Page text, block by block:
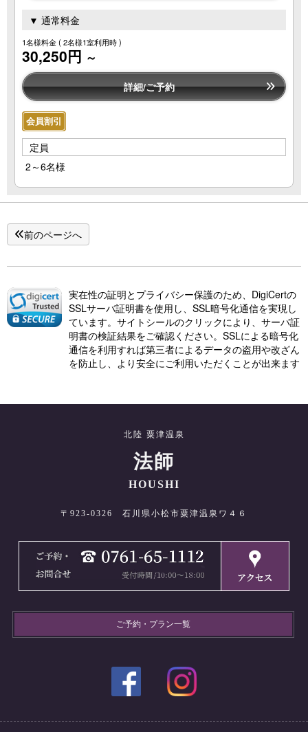
▼ 通常料金
1名様料金( 2名様1室利用時 )
30,250円 ～
詳細/ご予約
会員割引
定員
2～6名様
前のページへ
実在性の証明とプライバシー保護のため、DigiCertの
SSLサーバ証明書を使用し、SSL暗号化通信を実現し
ています。サイトシールのクリックにより、サーバ証
明書の検証結果をご確認ください。SSLによる暗号化
通信を利用すれば第三者によるデータの盗用や改ざん
を防止し、より安全にご利用いただくことが出来ます
北陸 粟津温泉
法師
HOUSHI
〒923-0326 石川県小松市粟津温泉ワ４６
ご予約・プラン一覧